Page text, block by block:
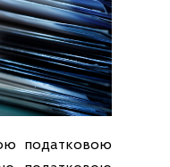
податковою